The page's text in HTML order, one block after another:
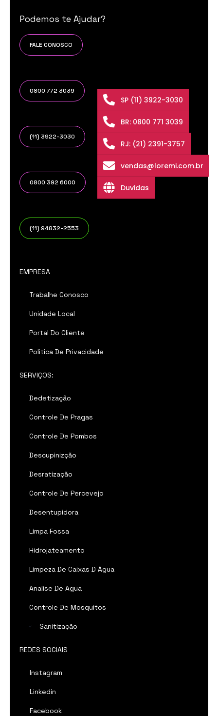
Podemos te Ajudar?
FALE CONOSCO
0800 772 3039
(11) 3922-3030
0800 392 6000
(11) 94832-2553
EMPRESA
Trabalhe Conosco
Unidade Local
Portal Do Cliente
Politica De Privacidade
SERVIÇOS:
Dedetização
Controle De Pragas
Controle De Pombos
Descupinizção
Desratização
Controle De Percevejo
Desentupidora
Limpa Fossa
Hidrojateamento
Limpeza De Caixas D Água
Analise De Agua
Controle De Mosquitos
Sanitização
REDES SOCIAIS
Instagram
Linkedin
Facebook
SP (11) 3922-3030
BR: 0800 771 3039
RJ: (21) 2391-3757
vendas@loremi.com.br
Duvidas